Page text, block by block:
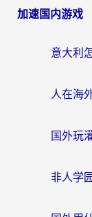
加速国内游戏